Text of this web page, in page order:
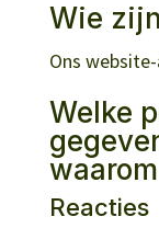
Wie
Ons
Welke
Reacties